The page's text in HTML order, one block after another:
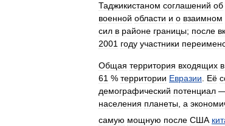
Таджикистаном соглашений об
военной области и о взаимном
сил в районе границы; после
2001 году участники
Общая территория входящих в
61 % территории Евразии Её
демографический потенциал
населения планеты а
самую мощную после США